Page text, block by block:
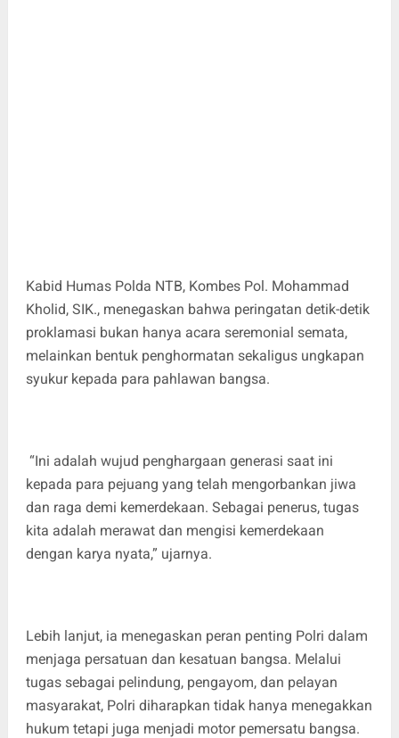
Kabid Humas Polda NTB, Kombes Pol. Mohammad
Kholid, SIK., menegaskan bahwa peringatan detik-detik
proklamasi bukan hanya acara seremonial semata,
melainkan bentuk penghormatan sekaligus ungkapan
syukur kepada para pahlawan bangsa.
“Ini adalah wujud penghargaan generasi saat ini
kepada para pejuang yang telah mengorbankan jiwa
dan raga demi kemerdekaan. Sebagai penerus, tugas
kita adalah merawat dan mengisi kemerdekaan
dengan karya nyata,” ujarnya.
Lebih lanjut, ia menegaskan peran penting Polri dalam
menjaga persatuan dan kesatuan bangsa. Melalui
tugas sebagai pelindung, pengayom, dan pelayan
masyarakat, Polri diharapkan tidak hanya menegakkan
hukum tetapi juga menjadi motor pemersatu bangsa.